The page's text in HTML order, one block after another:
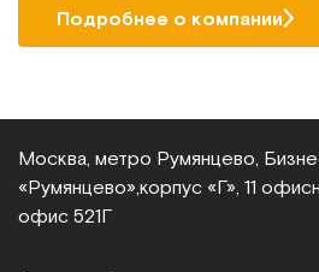
внимание на ассортимент
представленный в каталоге
Ассортимент
Подробнее о компании
Москва, метро Румянцево,
«Румянцево», корпус «Г», 11
офис 521Г